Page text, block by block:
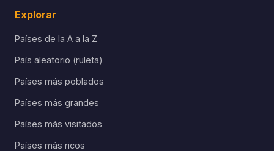
Explorar
Países de la A a la Z
País aleatorio (ruleta)
Países más poblados
Países más grandes
Países más visitados
Países más ricos